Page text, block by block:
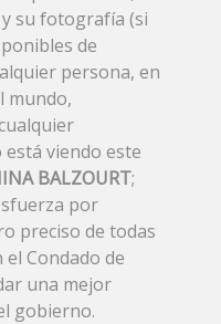
su fotografía (si
de
persona, en
mundo,
viendo este
BALZOURT;
por
preciso de todas
Condado de
una mejor
gobierno.